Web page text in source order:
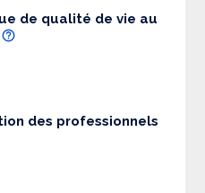
de qualité de vie au
des professionnels